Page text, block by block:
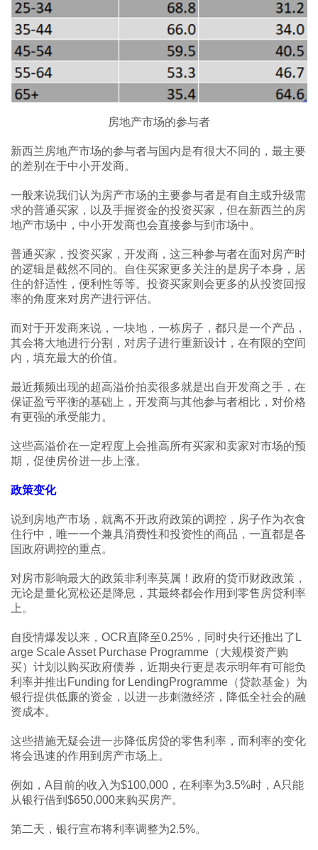
房地产市场的参与者
新西兰房地产市场的参与者与国内是有很大不同的，最主要
的差别在于中小开发商。
一般来说我们认为房产市场的主要参与者是有自主或升级需
求的普通买家，以及手握资金的投资买家，但在新西兰的房
地产市场中，中小开发商也会直接参与到市场中。
普通买家，投资买家，开发商，这三种参与者在面对房产时
的逻辑是截然不同的。自住买家更多关注的是房子本身，居
住的舒适性，便利性等等。投资买家则会更多的从投资回报
率的角度来对房产进行评估。
而对于开发商来说，一块地，一栋房子，都只是一个产品，
其会将大地进行分割，对房子进行重新设计，在有限的空间
内，填充最大的价值。
最近频频出现的超高溢价拍卖很多就是出自开发商之手，在
保证盈亏平衡的基础上，开发商与其他参与者相比，对价格
有更强的承受能力。
这些高溢价在一定程度上会推高所有买家和卖家对市场的预
期，促使房价进一步上涨。
政策变化
说到房地产市场，就离不开政府政策的调控，房子作为衣食
住行中，唯一一个兼具消费性和投资性的商品，一直都是各
国政府调控的重点。
对房市影响最大的政策非利率莫属！政府的货币财政政策，
无论是量化宽松还是降息，其最终都会作用到零售房贷利率
上。
自疫情爆发以来，OCR直降至0.25%，同时央行还推出了L
arge Scale Asset Purchase Programme（大规模资产购
买）计划以购买政府债券，近期央行更是表示明年有可能负
利率并推出Funding for LendingProgramme（贷款基金）为
银行提供低廉的资金，以进一步刺激经济，降低全社会的融
资成本。
这些措施无疑会进一步降低房贷的零售利率，而利率的变化
将会迅速的作用到房产市场上。
例如，A目前的收入为$100,000，在利率为3.5%时，A只能
从银行借到$650,000来购买房产。
第二天，银行宣布将利率调整为2.5%。